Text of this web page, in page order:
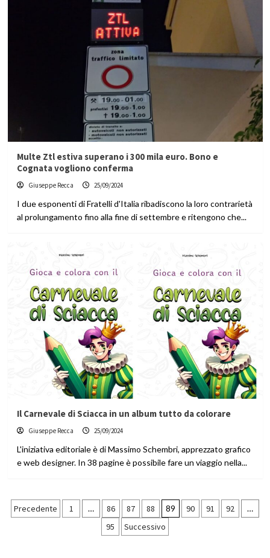
Multe Ztl estiva superano i 300 mila euro. Bono e
Cognata vogliono conferma
Giuseppe Recca 25/09/2024
I due esponenti di Fratelli d'Italia ribadiscono la loro contrarietà
al prolungamento fino alla fine di settembre e ritengono che...
Il Carnevale di Sciacca in un album tutto da colorare
Giuseppe Recca 25/09/2024
L'iniziativa editoriale è di Massimo Schembri, apprezzato grafico
e web designer. In 38 pagine è possibile fare un viaggio nella...
Paginazione
Precedente 1 … 86 87 88 89 90 91 92 …
95 Successivo